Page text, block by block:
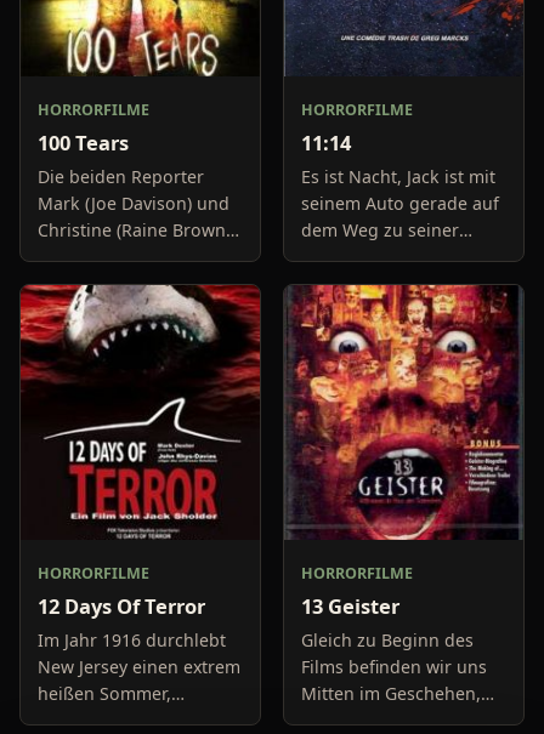
HORRORFILME
100 Tears
Die beiden Reporter
Mark (Joe Davison) und
Christine (Raine Brown)
haben keine Lust mehr
auf belanglose
Boulevard-Meldungen
und befassen sich
neuerdings mit Se
HORRORFILME
11:14
Es ist Nacht, Jack ist mit
seinem Auto gerade auf
dem Weg zu seiner
Freundin, um diese
abzuholen. Die Uhr im
Auto springt auf 11:14h,
genau in dem Moment
fäll
HORRORFILME
12 Days Of Terror
Im Jahr 1916 durchlebt
New Jersey einen extrem
heißen Sommer,
während in Europa der
HORRORFILME
13 Geister
Gleich zu Beginn des
Films befinden wir uns
Mitten im Geschehen,
eine Gruppe von Leuten